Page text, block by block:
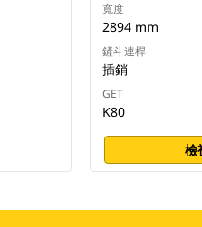
寬度
2894 mm
鏟斗連桿
插銷
GET
K80
檢